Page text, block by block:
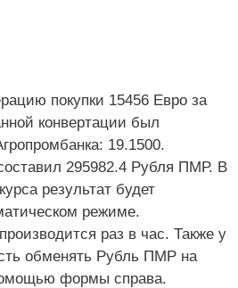
покупки 15456 Евро за
конвертации был
19.1500.
295982.4 Рубля ПМР. В
результат будет
режиме.
раз в час. Также у
обменять Рубль ПМР на
формы справа.